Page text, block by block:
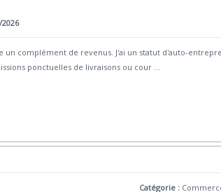
2026
un complément de revenus. J'ai un statut d'auto-
ponctuelles de livraisons ou cour ...
Catégorie :